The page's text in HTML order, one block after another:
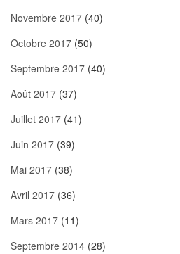
Novembre 2017 (40)
Octobre 2017 (50)
Septembre 2017 (40)
Août 2017 (37)
Juillet 2017 (41)
Juin 2017 (39)
Mai 2017 (38)
Avril 2017 (36)
Mars 2017 (11)
Septembre 2014 (28)